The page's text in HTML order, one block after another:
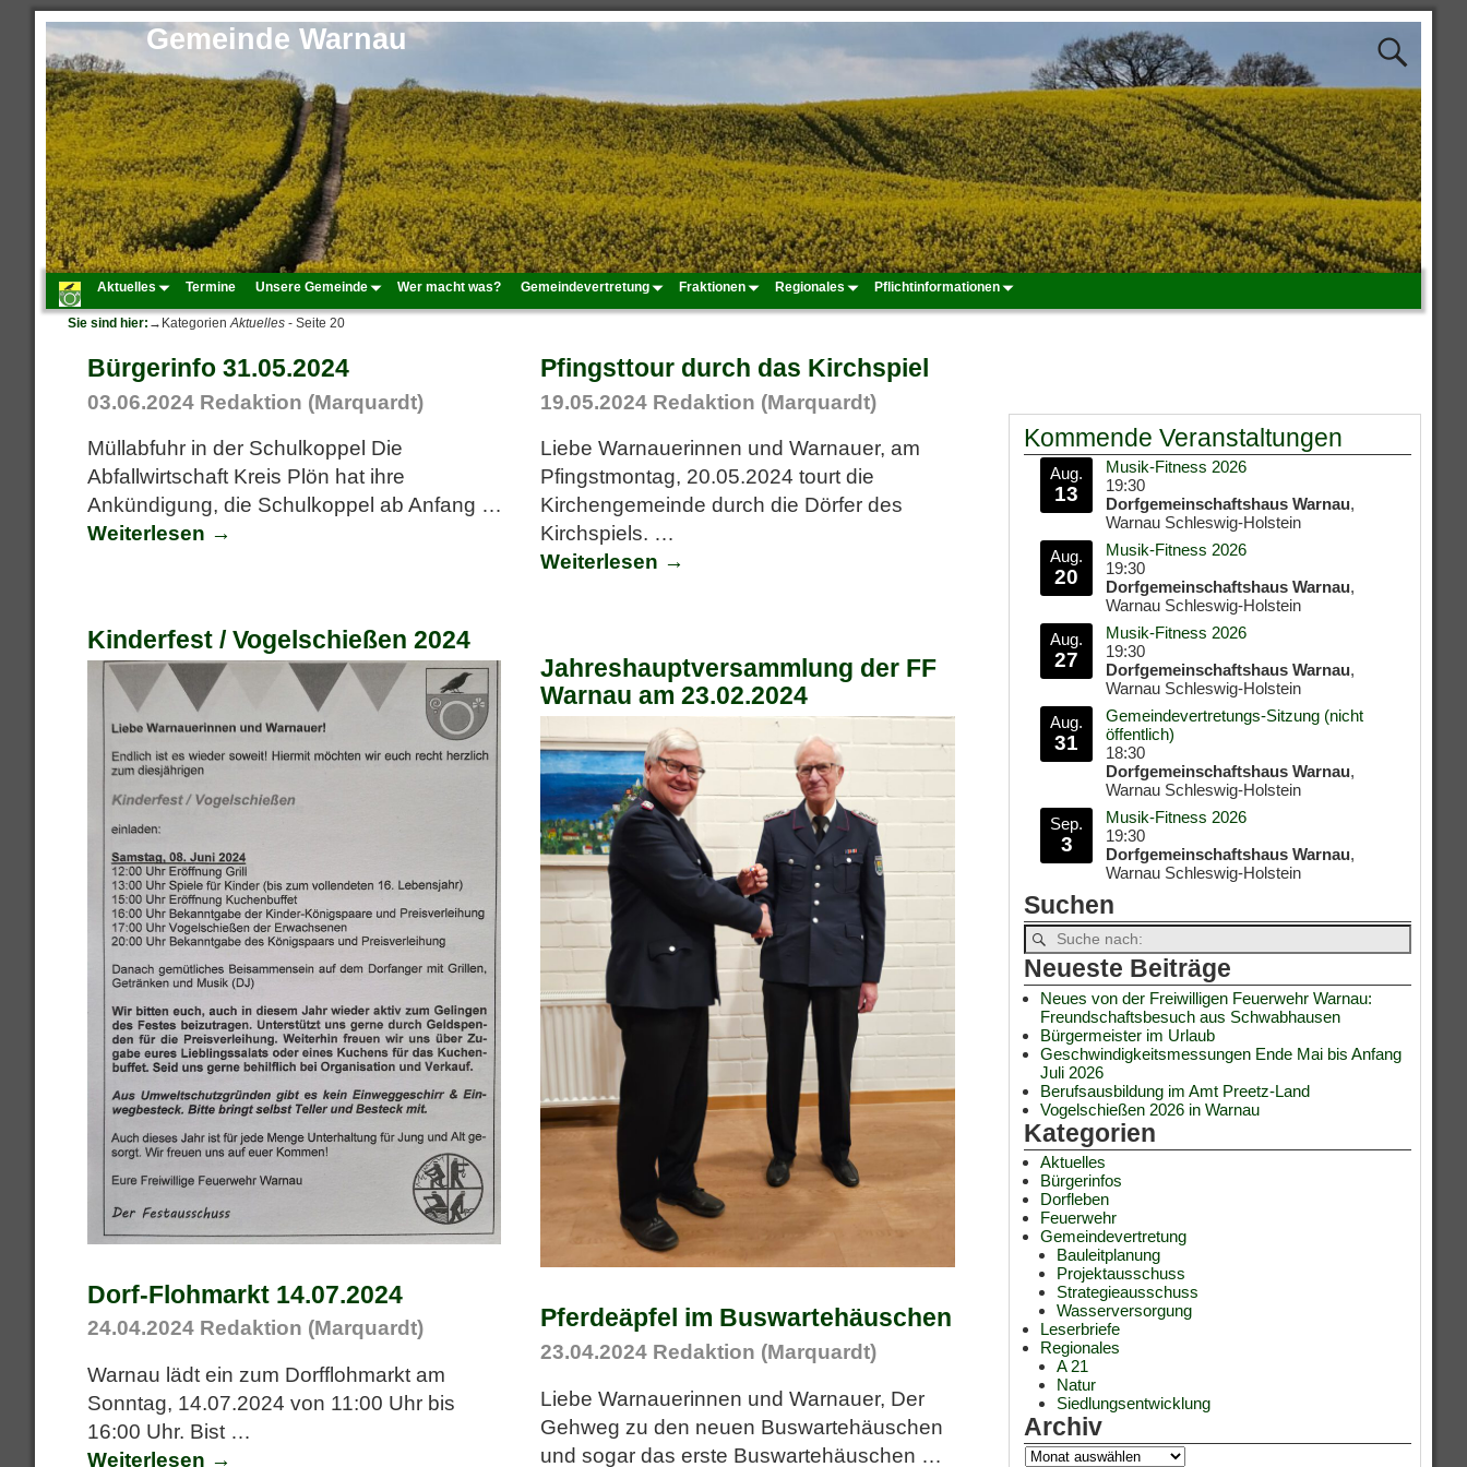
Gemeinde Warnau
Aktuelles Termine Unsere Gemeinde Wer macht was? Gemeindevertretung Fraktionen Regionales Pflichtinformationen
Sie sind hier: →KategorienAktuelles - Seite 20
Bürgerinfo 31.05.2024
03.06.2024 Redaktion (Marquardt)
Müllabfuhr in der Schulkoppel Die
Abfallwirtschaft Kreis Plön hat ihre
Ankündigung, die Schulkoppel ab Anfang …
Weiterlesen →
Pfingsttour durch das Kirchspiel
19.05.2024 Redaktion (Marquardt)
Liebe Warnauerinnen und Warnauer, am
Pfingstmontag, 20.05.2024 tourt die
Kirchengemeinde durch die Dörfer des
Kirchspiels. …
Weiterlesen →
Kinderfest / Vogelschießen 2024
Jahreshauptversammlung der FF
Warnau am 23.02.2024
Dorf-Flohmarkt 14.07.2024
24.04.2024 Redaktion (Marquardt)
Warnau lädt ein zum Dorfflohmarkt am
Sonntag, 14.07.2024 von 11:00 Uhr bis
16:00 Uhr. Bist …
Weiterlesen →
Pferdeäpfel im Buswartehäuschen
23.04.2024 Redaktion (Marquardt)
Liebe Warnauerinnen und Warnauer, Der
Gehweg zu den neuen Buswartehäuschen
und sogar das erste Buswartehäuschen …
Kommende Veranstaltungen
Aug.
13
Musik-Fitness 2026
19:30
Dorfgemeinschaftshaus Warnau,
Warnau Schleswig-Holstein
Aug.
20
Musik-Fitness 2026
19:30
Dorfgemeinschaftshaus Warnau,
Warnau Schleswig-Holstein
Aug.
27
Musik-Fitness 2026
19:30
Dorfgemeinschaftshaus Warnau,
Warnau Schleswig-Holstein
Aug.
31
Gemeindevertretungs-Sitzung (nicht
öffentlich)
18:30
Dorfgemeinschaftshaus Warnau,
Warnau Schleswig-Holstein
Sep.
3
Musik-Fitness 2026
19:30
Dorfgemeinschaftshaus Warnau,
Warnau Schleswig-Holstein
Suchen
Neueste Beiträge
Neues von der Freiwilligen Feuerwehr Warnau:
Freundschaftsbesuch aus Schwabhausen
Bürgermeister im Urlaub
Geschwindigkeitsmessungen Ende Mai bis Anfang
Juli 2026
Berufsausbildung im Amt Preetz-Land
Vogelschießen 2026 in Warnau
Kategorien
Aktuelles
Bürgerinfos
Dorfleben
Feuerwehr
Gemeindevertretung
Bauleitplanung
Projektausschuss
Strategieausschuss
Wasserversorgung
Leserbriefe
Regionales
A 21
Natur
Siedlungsentwicklung
Archiv